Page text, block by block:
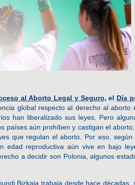
al Aborto Legal y Seguro, el Día
global respecto al derecho al aborto
han liberalizado sus leyes. Pero
países aún prohíben y castigan el
que regulan el aborto. Por eso, según
edad reproductiva aún vive en bajo
a decidir son Polonia, algunos
Bizkaia trabaja desde hace décadas,